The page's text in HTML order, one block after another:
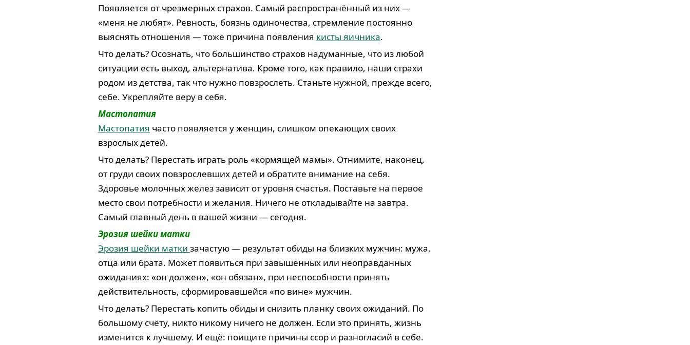
Появляется от чрезмерных страхов. Самый распространённый из них —
«меня не любят». Ревность, боязнь одиночества, стремление постоянно
выяснять отношения — тоже причина появления кисты яичника.
Что делать? Осознать, что большинство страхов надуманные, что из любой
ситуации есть выход, альтернатива. Кроме того, как правило, наши страхи
родом из детства, так что нужно повзрослеть. Станьте нужной, прежде всего,
себе. Укрепляйте веру в себя.
Мастопатия
Мастопатия часто появляется у женщин, слишком опекающих своих
взрослых детей.
Что делать? Перестать играть роль «кормящей мамы». Отнимите, наконец,
от груди своих повзрослевших детей и обратите внимание на себя.
Здоровье молочных желез зависит от уровня счастья. Поставьте на первое
место свои потребности и желания. Ничего не откладывайте на завтра.
Самый главный день в вашей жизни — сегодня.
Эрозия шейки матки
Эрозия шейки матки зачастую — результат обиды на близких мужчин: мужа,
отца или брата. Может появиться при завышенных или неоправданных
ожиданиях: «он должен», «он обязан», при неспособности принять
действительность, сформировавшейся «по вине» мужчин.
Что делать? Перестать копить обиды и снизить планку своих ожиданий. По
большому счёту, никто никому ничего не должен. Если это принять, жизнь
изменится к лучшему. И ещё: поищите причины ссор и разногласий в себе.